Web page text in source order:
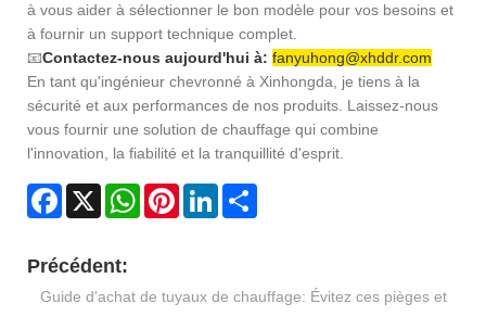
à vous aider à sélectionner le bon modèle pour vos besoins et
à fournir un support technique complet.
📧Contactez-nous aujourd'hui à: fanyuhong@xhddr.com
En tant qu'ingénieur chevronné à Xinhongda, je tiens à la
sécurité et aux performances de nos produits. Laissez-nous
vous fournir une solution de chauffage qui combine
l'innovation, la fiabilité et la tranquillité d'esprit.
Facebook
X WhatsAppPinterestLinkedIn
Précédent:
Guide d'achat de tuyaux de chauffage: Évitez ces pièges et